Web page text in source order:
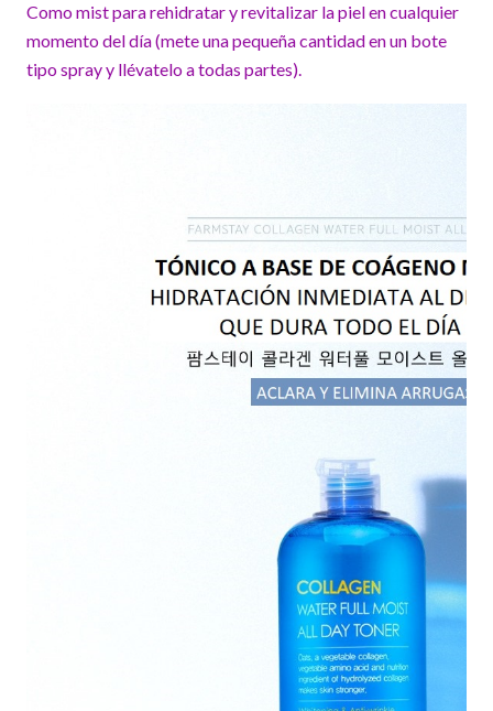
Como mist para rehidratar y revitalizar la piel en cualquier
momento del día (mete una pequeña cantidad en un bote
tipo spray y llévatelo a todas partes).